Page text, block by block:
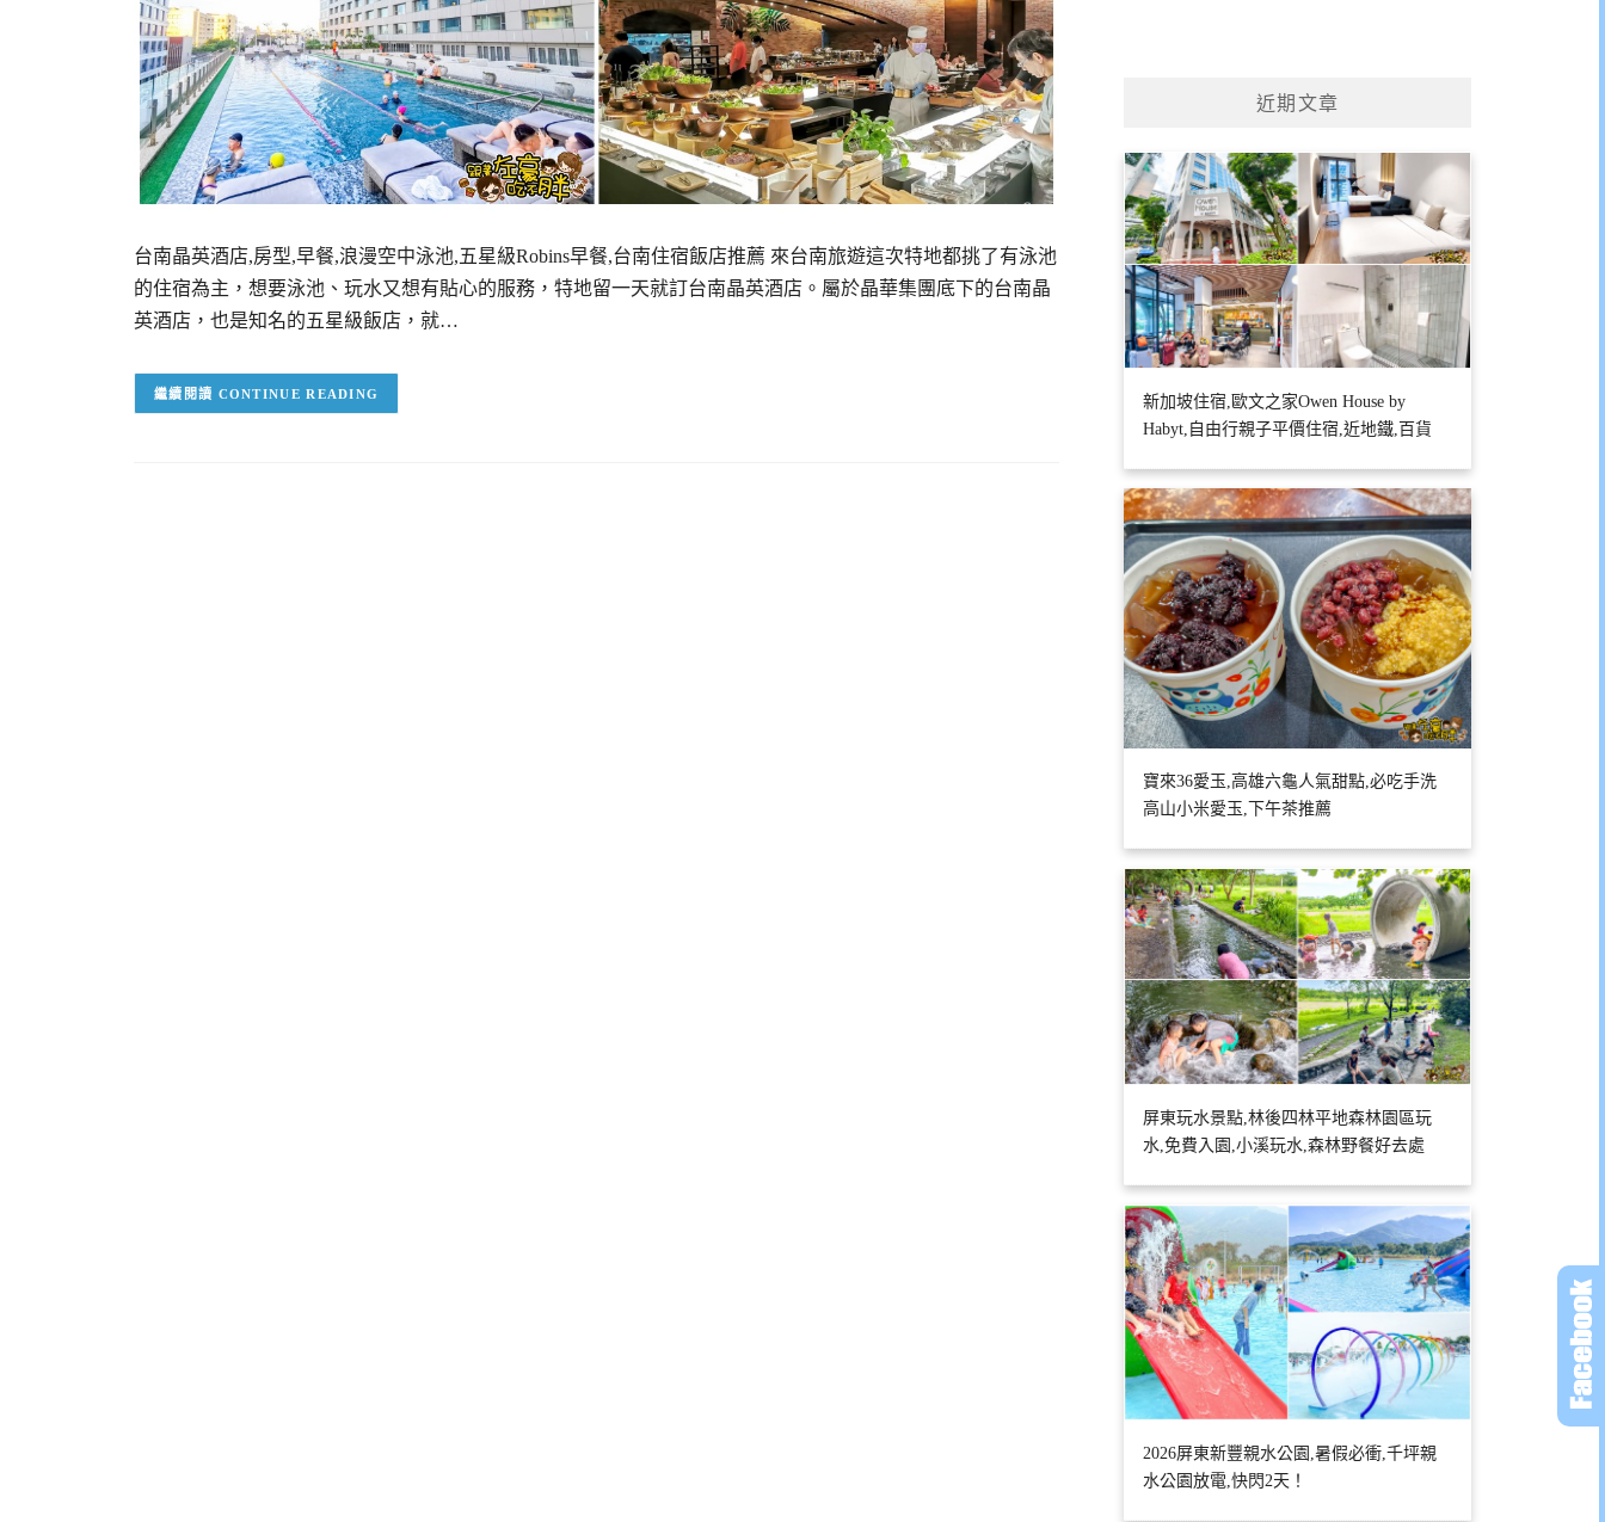
台南晶英酒店,房型,早餐,浪漫空中泳池,五星級Robins早餐,台南住宿飯店推薦 來台南旅遊這次特地都挑了有泳池
的住宿為主，想要泳池、玩水又想有貼心的服務，特地留一天就訂台南晶英酒店。屬於晶華集團底下的台南晶
英酒店，也是知名的五星級飯店，就…
CONTINUE READING
近期文章
新加坡住宿,歐文之家Owen House by
Habyt,自由行親子平價住宿,近地鐵,百貨
寶來36愛玉,高雄六龜人氣甜點,必吃手洗
高山小米愛玉,下午茶推薦
屏東玩水景點,林後四林平地森林園區玩
水,免費入園,小溪玩水,森林野餐好去處
2026屏東新豐親水公園,暑假必衝,千坪親
水公園放電,快閃2天！